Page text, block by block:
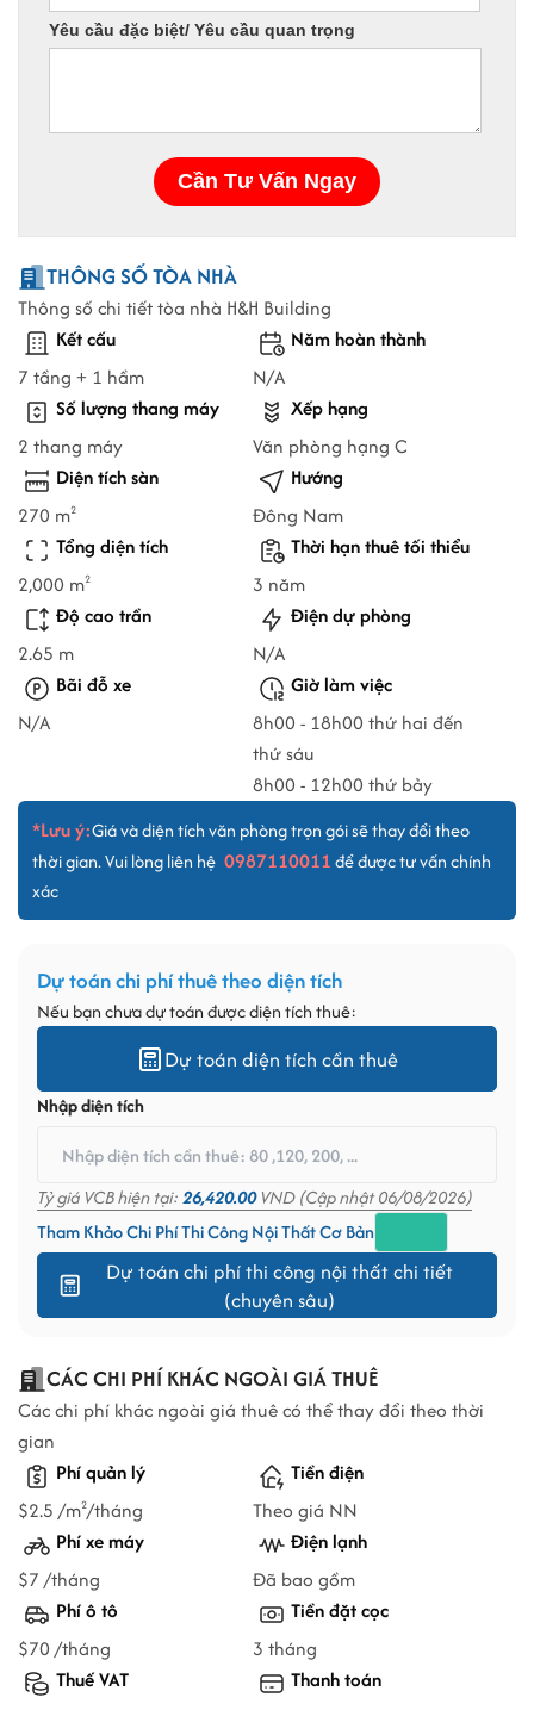
THÔNG SỐ TÒA NHÀ
Thông số chi tiết tòa nhà H&H Building
Kết cấu
7 tầng + 1 hầm
Năm hoàn thành
N/A
Số lượng thang máy
2 thang máy
Xếp hạng
Văn phòng hạng C
Diện tích sàn
270 m2
Hướng
Đông Nam
Tổng diện tích
2,000 m2
Thời hạn thuê tối thiểu
3 năm
Độ cao trần
2.65 m
Điện dự phòng
N/A
Bãi đỗ xe
N/A
Giờ làm việc
8h00 - 18h00 thứ hai đến
thứ sáu
8h00 - 12h00 thứ bảy
*Lưu ý:Giá và diện tích văn phòng trọn gói sẽ thay đổi theo
thời gian. Vui lòng liên hệ 0987110011để được tư vấn chính
xác
Dự toán chi phí thuê theo diện tích
Nếu bạn chưa dự toán được diện tích thuê:
Dự toán diện tích cần thuê
Nhập diện tích
Tỷ giá VCB hiện tại:26,420.00VND (Cập nhật 06/08/2026)
Tham Khảo Chi Phí Thi Công Nội Thất Cơ Bản
Dự toán chi phí thi công nội thất chi tiết
(chuyên sâu)
CÁC CHI PHÍ KHÁC NGOÀI GIÁ THUÊ
Các chi phí khác ngoài giá thuê có thể thay đổi theo thời
gian
Phí quản lý
$2.5 /m2/tháng
Tiền điện
Theo giá NN
Phí xe máy
$7 /tháng
Điện lạnh
Đã bao gồm
Phí ô tô
$70 /tháng
Tiền đặt cọc
3 tháng
Thuế VAT
Thanh toán